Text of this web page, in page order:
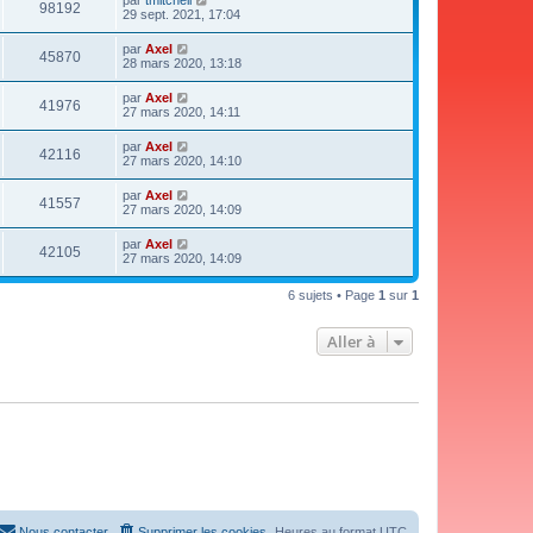
98192
29 sept. 2021, 17:04
45870 par Axel
28 mars 2020, 13:18
41976 par Axel
27 mars 2020, 14:11
42116 par Axel
27 mars 2020, 14:10
41557 par Axel
27 mars 2020, 14:09
42105 par Axel
27 mars 2020, 14:09
6 sujets • Page 1 sur 1
Aller à